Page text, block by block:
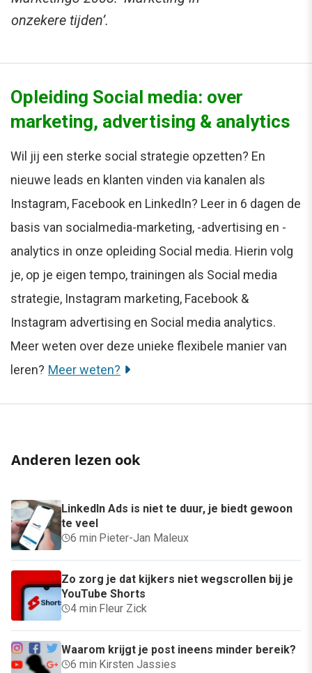
onzekere tijden’.
Opleiding Social media: over
marketing, advertising & analytics
Wil jij een sterke social strategie opzetten? En
nieuwe leads en klanten vinden via kanalen als
Instagram, Facebook en LinkedIn? Leer in 6 dagen de
basis van socialmedia-marketing, -advertising en -
analytics in onze opleiding Social media. Hierin volg
je, op je eigen tempo, trainingen als Social media
strategie, Instagram marketing, Facebook &
Instagram advertising en Social media analytics.
Meer weten over deze unieke flexibele manier van
leren? Meer weten?
Anderen lezen ook
LinkedIn Ads is niet te duur, je biedt gewoon
te veel
6 min·Pieter-Jan Maleux
Zo zorg je dat kijkers niet wegscrollen bij je
YouTube Shorts
4 min·Fleur Zick
Waarom krijgt je post ineens minder bereik?
6 min·Kirsten Jassies